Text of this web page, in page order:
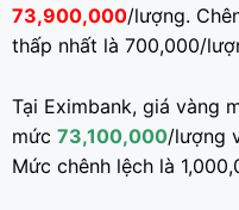
73,900,000/lượng.
thấp nhất là 700,000/
Tại Eximbank, giá vàng
mức 73,100,000/lượng
Mức chênh lệch là